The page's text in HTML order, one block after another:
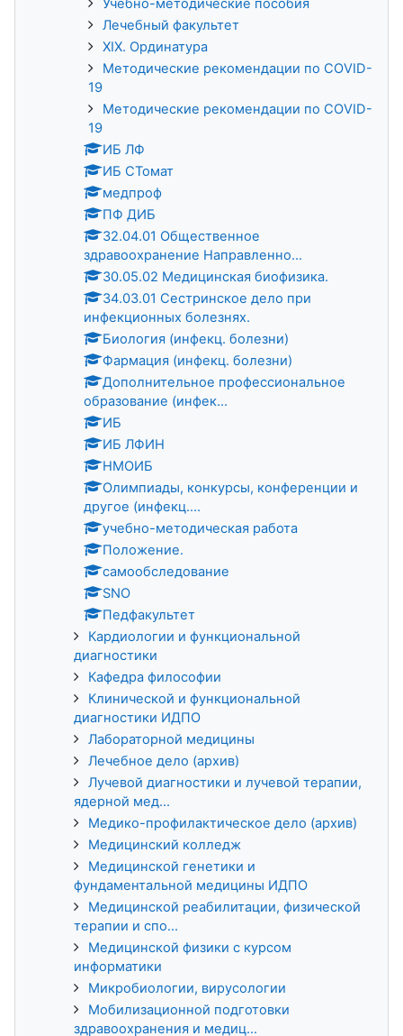
Учебно-методические пособия
Лечебный факультет
XIX. Ординатура
Методические рекомендации по COVID-
19
Методические рекомендации по COVID-
19
ИБ ЛФ
ИБ СТомат
медпроф
ПФ ДИБ
32.04.01 Общественное
здравоохранение Направленно...
30.05.02 Медицинская биофизика.
34.03.01 Сестринское дело при
инфекционных болезнях.
Биология (инфекц. болезни)
Фармация (инфекц. болезни)
Дополнительное профессиональное
образование (инфек...
ИБ
ИБ ЛФИН
НМОИБ
Олимпиады, конкурсы, конференции и
другое (инфекц....
учебно-методическая работа
Положение.
самообследование
SNO
Педфакультет
Кардиологии и функциональной
диагностики
Кафедра философии
Клинической и функциональной
диагностики ИДПО
Лабораторной медицины
Лечебное дело (архив)
Лучевой диагностики и лучевой терапии,
ядерной мед...
Медико-профилактическое дело (архив)
Медицинский колледж
Медицинской генетики и
фундаментальной медицины ИДПО
Медицинской реабилитации, физической
терапии и спо...
Медицинской физики с курсом
информатики
Микробиологии, вирусологии
Мобилизационной подготовки
здравоохранения и медиц...